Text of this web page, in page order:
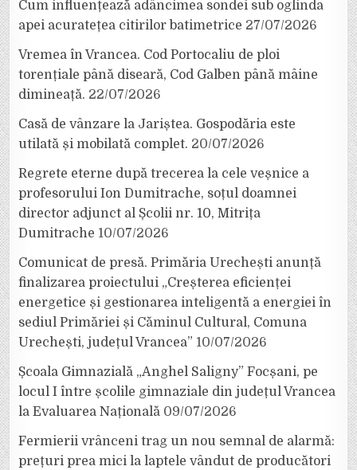
Cum influențează adâncimea sondei sub oglinda
apei acuratețea citirilor batimetrice 27/07/2026
Vremea în Vrancea. Cod Portocaliu de ploi
torențiale până diseară, Cod Galben până mâine
dimineață. 22/07/2026
Casă de vânzare la Jariștea. Gospodăria este
utilată și mobilată complet. 20/07/2026
Regrete eterne după trecerea la cele veșnice a
profesorului Ion Dumitrache, soțul doamnei
director adjunct al Școlii nr. 10, Mitrița
Dumitrache 10/07/2026
Comunicat de presă. Primăria Urechești anunță
finalizarea proiectului „Creșterea eficienței
energetice și gestionarea inteligentă a energiei în
sediul Primăriei și Căminul Cultural, Comuna
Urechești, județul Vrancea” 10/07/2026
Școala Gimnazială „Anghel Saligny” Focșani, pe
locul I între școlile gimnaziale din județul Vrancea
la Evaluarea Națională 09/07/2026
Fermierii vrânceni trag un nou semnal de alarmă:
prețuri prea mici la laptele vândut de producători